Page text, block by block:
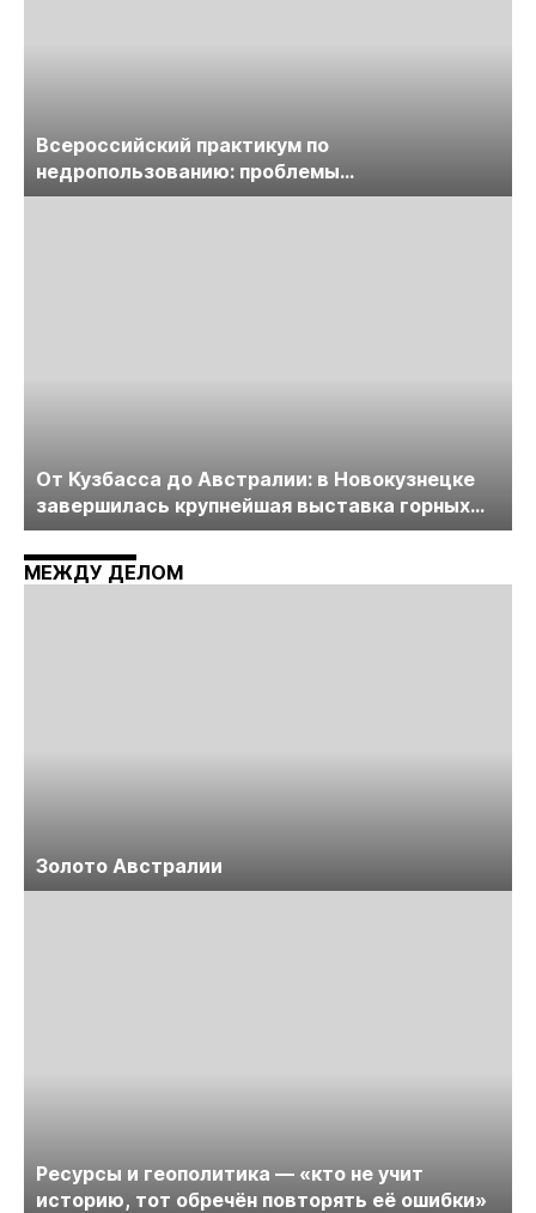
Всероссийский практикум по
недропользованию: проблемы
лицензирования, цифровизации, экспертизы
От Кузбасса до Австралии: в Новокузнецке
завершилась крупнейшая выставка горных
технологий «Недра России. Уголь России и
Майнинг»
МЕЖДУ ДЕЛОМ
Золото Австралии
Ресурсы и геополитика — «кто не учит
историю, тот обречён повторять её ошибки»